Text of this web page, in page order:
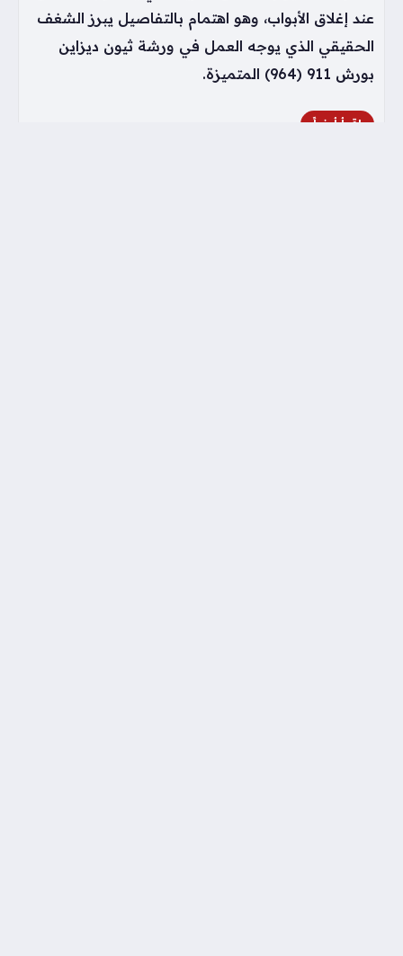
عند إغلاق الأبواب، وهو اهتمام بالتفاصيل يبرز الشغف
الحقيقي الذي يوجه العمل في ورشة ثيون ديزاين
بورش 911 (964) المتميزة.
اقرأ أيضاً